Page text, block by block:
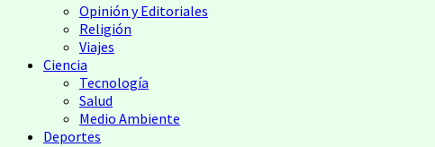
Opinión y Editoriales
Religión
Viajes
Ciencia
Tecnología
Salud
Medio Ambiente
Deportes